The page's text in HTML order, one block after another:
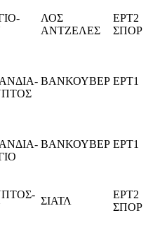
ΛΟΣ
ΑΝΤΖΕΛΕΣ
ΕΡΤ2
ΣΠΟΡ
ΒΑΝΚΟΥΒΕΡ ΕΡΤ1
ΒΑΝΚΟΥΒΕΡ ΕΡΤ1
ΣΙΑΤΛ
ΕΡΤ2
ΣΠΟΡ